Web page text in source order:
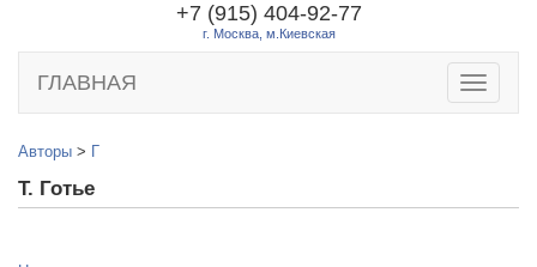
+7 (915) 404-92-77
г. Москва, м.Киевская
Toggle
ГЛАВНАЯ
Авторы > Г
Т. Готье